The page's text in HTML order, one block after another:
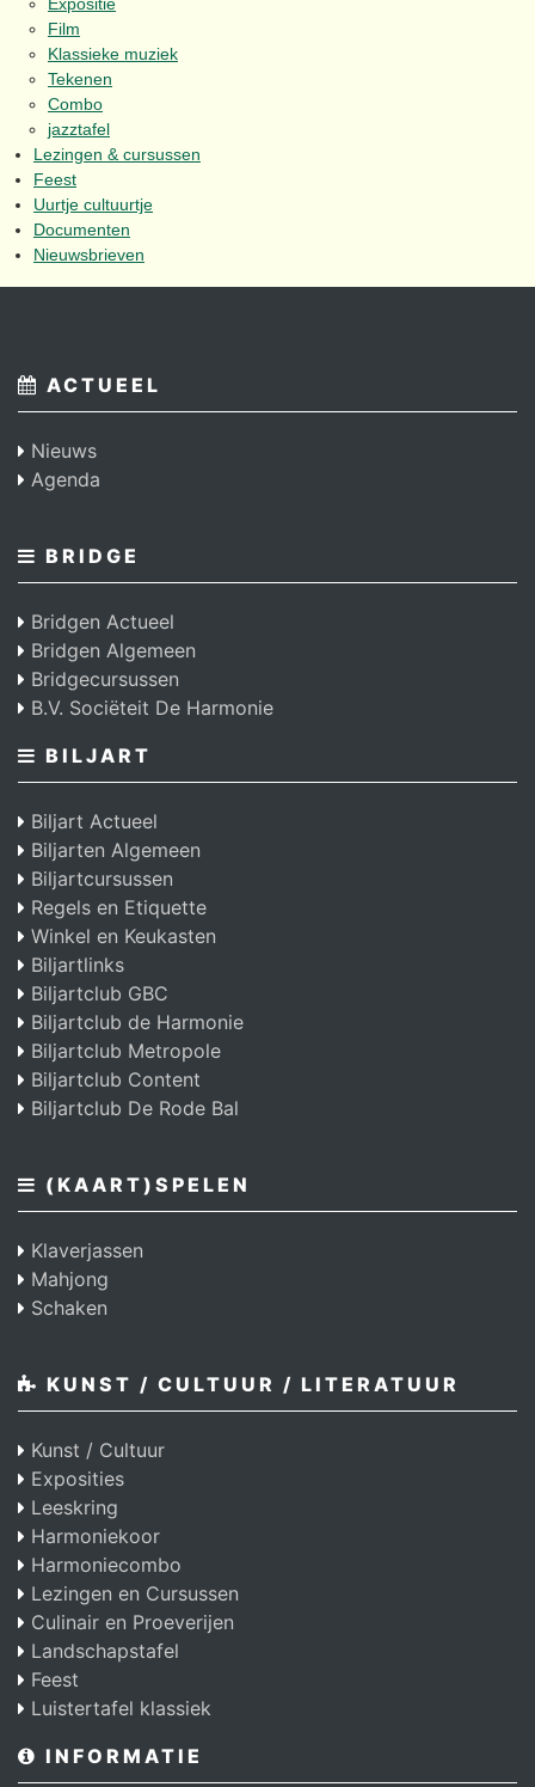
Film
Klassieke muziek
Tekenen
Combo
jazztafel
Lezingen & cursussen
Feest
Uurtje cultuurtje
Documenten
Nieuwsbrieven
ACTUEEL
Nieuws
Agenda
BRIDGE
Bridgen Actueel
Bridgen Algemeen
Bridgecursussen
B.V. Sociëteit De Harmonie
BILJART
Biljart Actueel
Biljarten Algemeen
Biljartcursussen
Regels en Etiquette
Winkel en Keukasten
Biljartlinks
Biljartclub GBC
Biljartclub de Harmonie
Biljartclub Metropole
Biljartclub Content
Biljartclub De Rode Bal
(KAART)SPELEN
Klaverjassen
Mahjong
Schaken
KUNST / CULTUUR / LITERATUUR
Kunst / Cultuur
Exposities
Leeskring
Harmoniekoor
Harmoniecombo
Lezingen en Cursussen
Culinair en Proeverijen
Landschapstafel
Feest
Luistertafel klassiek
INFORMATIE